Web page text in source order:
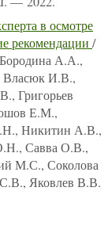
в осмотре
рекомендации /
А.А.,
Власюк И.В.,
Григорьев
Е.М.,
Никитин А.В.,
Савва О.В.,
М.С., Соколова
Яковлев В.В.